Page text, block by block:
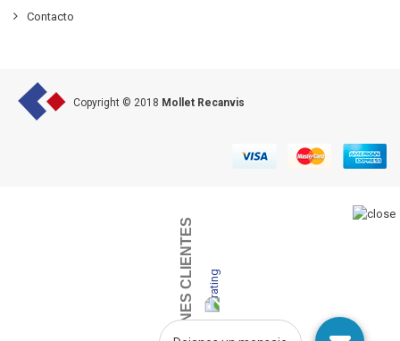
Contacto
Copyright © 2018 Mollet Recanvis
OPINIONES CLIENTES